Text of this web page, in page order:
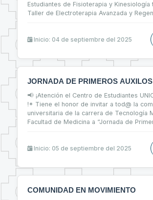
Estudiantes de Fisioterapia y Kinesiología
Taller de Electroterapia Avanzada y
Inicio: 04 de septiembre del 2025
JORNADA DE PRIMEROS AUXILOS
📢 ¡Atención el Centro de Estudiantes
!* Tiene el honor de invitar a tod@ la
universitaria de la carrera de Tecnología
Facultad de Medicina a “Jornada de
Inicio: 05 de septiembre del 2025
COMUNIDAD EN MOVIMIENTO